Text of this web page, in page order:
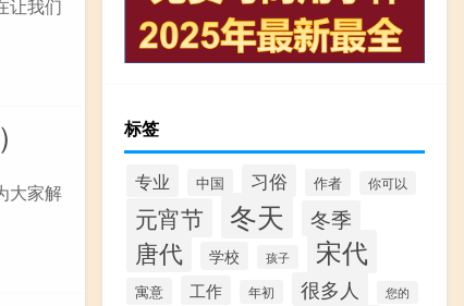
让我们
大家解
标签
专业 中国 习俗 作者 你可以
元宵节 冬天 冬季
唐代 学校 孩子 宋代
寓意 工作 年初 很多人 您的